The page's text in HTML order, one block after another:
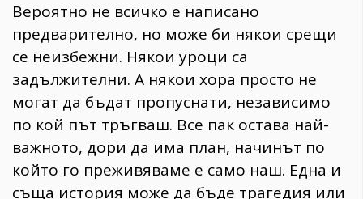
Вероятно не всичко е написано
предварително, но може би някои срещи
се неизбежни. Някои уроци са
задължителни. А някои хора просто не
могат да бъдат пропуснати, независимо
по кой път тръгваш. Все пак остава най-
важното, дори да има план, начинът по
който го преживяваме е само наш. Една и
съща история може да бъде трагедия или